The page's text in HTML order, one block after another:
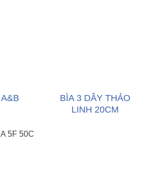
BÌA 3 DÂY THẢO
LINH 20CM